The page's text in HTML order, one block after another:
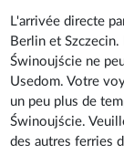
L'arrivée directe
Berlin et
Świnoujście ne
Usedom. Votre
un peu plus de
Świnoujście.
des autres ferries